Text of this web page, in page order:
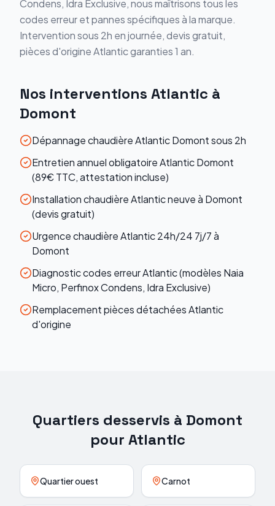
Condens, Idra Exclusive, nous maîtrisons tous les
codes erreur et pannes spécifiques à la marque.
Intervention sous 2h en journée, devis gratuit,
pièces d'origineAtlanticgaranties 1 an.
Nos interventions Atlantic à
Domont
Dépannage chaudière Atlantic Domont sous 2h
Entretien annuel obligatoire Atlantic Domont
(89€ TTC, attestation incluse)
Installation chaudière Atlantic neuve à Domont
(devis gratuit)
Urgence chaudière Atlantic 24h/24 7j/7 à
Domont
Diagnostic codes erreur Atlantic (modèles Naia
Micro, Perfinox Condens, Idra Exclusive)
Remplacement pièces détachées Atlantic
d'origine
Quartiers desservis à Domont
pour Atlantic
Quartier ouest Carnot